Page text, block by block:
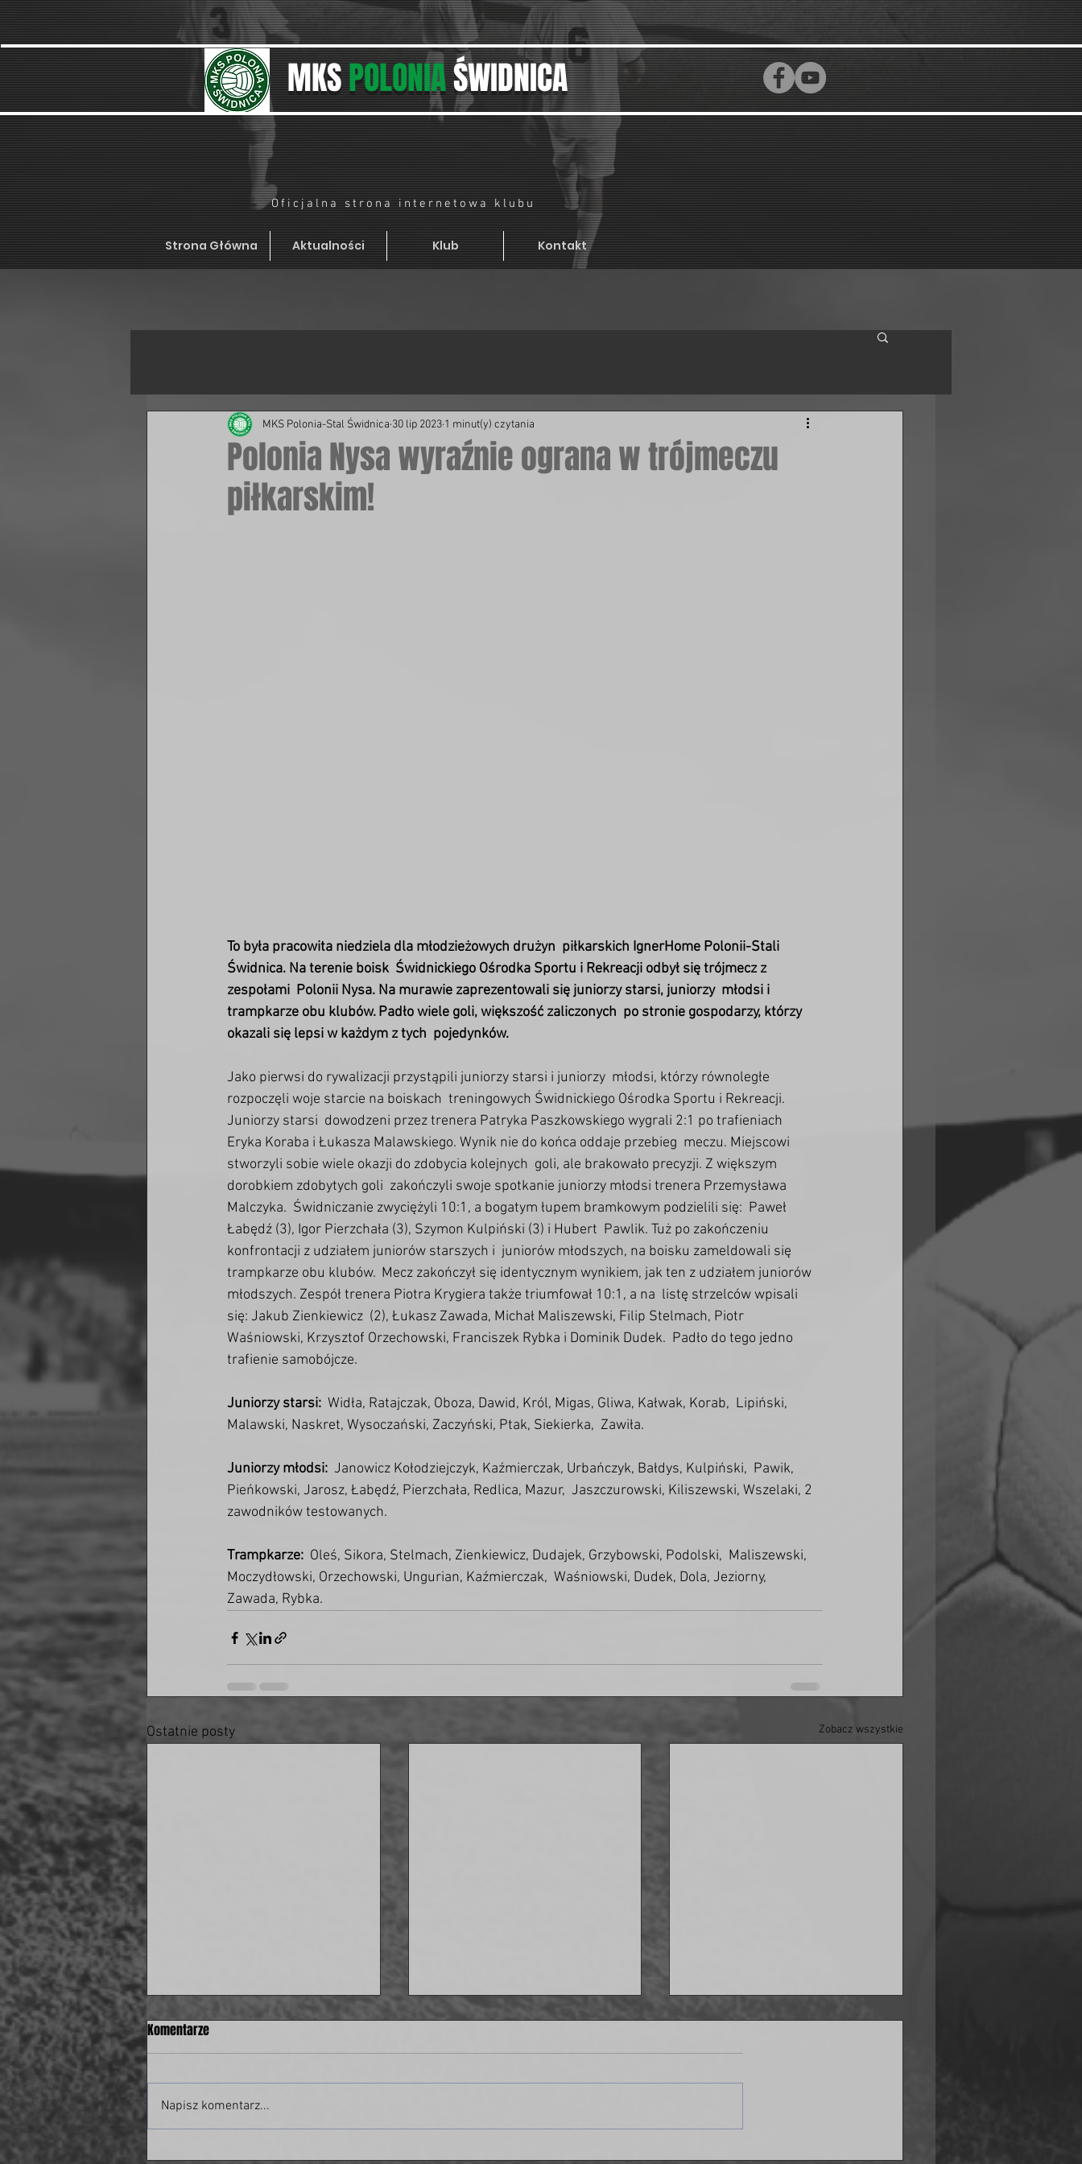
MKSPOLONIAŚWIDNICA
Oficjalna strona internetowa klubu
Strona Główna Aktualności Klub Kontakt
Polonia Nysa wyraźnie ograna w trójmeczu
piłkarskim!
MKS Polonia-Stal Świdnica 30 lip 2023 1 minut(y) czytania
To była pracowita niedziela dla młodzieżowych drużyn  piłkarskich IgnerHome Polonii-Stali
Świdnica. Na terenie boisk  Świdnickiego Ośrodka Sportu i Rekreacji odbył się trójmecz z
zespołami  Polonii Nysa. Na murawie zaprezentowali się juniorzy starsi, juniorzy  młodsi i
trampkarze obu klubów. Padło wiele goli, większość zaliczonych  po stronie gospodarzy, którzy
okazali się lepsi w każdym z tych  pojedynków.
Jako pierwsi do rywalizacji przystąpili juniorzy starsi i juniorzy  młodsi, którzy równoległe
rozpoczęli woje starcie na boiskach  treningowych Świdnickiego Ośrodka Sportu i Rekreacji.
Juniorzy starsi  dowodzeni przez trenera Patryka Paszkowskiego wygrali 2:1 po trafieniach
Eryka Koraba i Łukasza Malawskiego. Wynik nie do końca oddaje przebieg  meczu. Miejscowi
stworzyli sobie wiele okazji do zdobycia kolejnych  goli, ale brakowało precyzji. Z większym
dorobkiem zdobytych goli  zakończyli swoje spotkanie juniorzy młodsi trenera Przemysława
Malczyka.  Świdniczanie zwyciężyli 10:1, a bogatym łupem bramkowym podzielili się:  Paweł
Łabędź (3), Igor Pierzchała (3), Szymon Kulpiński (3) i Hubert  Pawlik. Tuż po zakończeniu
konfrontacji z udziałem juniorów starszych i  juniorów młodszych, na boisku zameldowali się
trampkarze obu klubów.  Mecz zakończył się identycznym wynikiem, jak ten z udziałem juniorów
młodszych. Zespół trenera Piotra Krygiera także triumfował 10:1, a na  listę strzelców wpisali
się: Jakub Zienkiewicz  (2), Łukasz Zawada, Michał Maliszewski, Filip Stelmach, Piotr
Waśniowski, Krzysztof Orzechowski, Franciszek Rybka i Dominik Dudek.  Padło do tego jedno
trafienie samobójcze.
Juniorzy starsi:
  Widła, Ratajczak, Oboza, Dawid, Król, Migas, Gliwa, Kałwak, Korab,  Lipiński,
Malawski, Naskret, Wysoczański, Zaczyński, Ptak, Siekierka,  Zawiła.
Juniorzy młodsi:
  Janowicz Kołodziejczyk, Kaźmierczak, Urbańczyk, Bałdys, Kulpiński,  Pawik,
Pieńkowski, Jarosz, Łabędź, Pierzchała, Redlica, Mazur,  Jaszczurowski, Kiliszewski, Wszelaki, 2
zawodników testowanych.
Trampkarze:
  Oleś, Sikora, Stelmach, Zienkiewicz, Dudajek, Grzybowski, Podolski,  Maliszewski,
Moczydłowski, Orzechowski, Ungurian, Kaźmierczak,  Waśniowski, Dudek, Dola, Jeziorny,
Zawada, Rybka.
Ostatnie posty Zobacz wszystkie
Były piłkarz świdnickiej Polonii w Strzelamy osiem goli Delcie - IV Wygrana po problemach w
Komentarze
Napisz komentarz...